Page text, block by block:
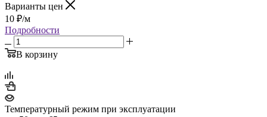
Варианты цен
10 ₽/м
Подробности
В корзину
Температурный режим при эксплуатации